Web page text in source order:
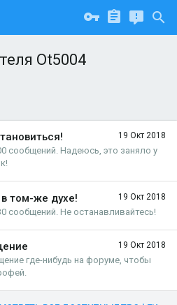
Ot5004
19 Окт 2018
сообщений. Надеюсь, это заняло у
19 Окт 2018
том-же духе!
сообщений. Не останавливайтесь!
19 Окт 2018
где-нибудь на форуме, чтобы